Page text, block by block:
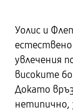
Уолис и
увлечения
високите
Докато
нетипично,